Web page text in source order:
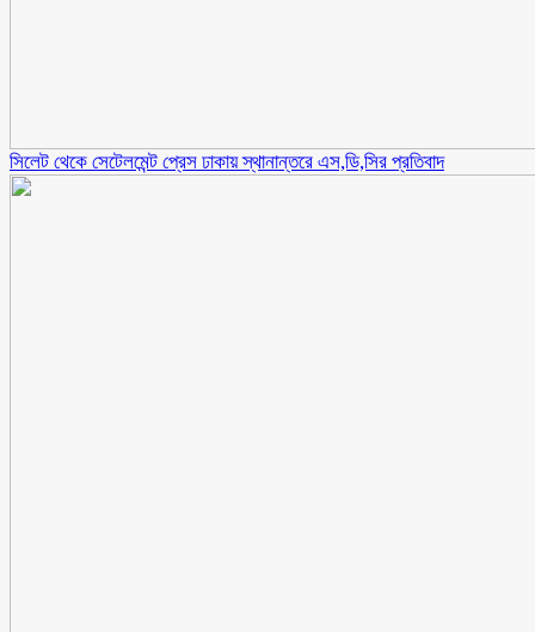
সিলেট থেকে সেটেলমেন্ট প্রেস ঢাকায় স্থানান্তরে এস,ডি,সির প্রতিবাদ